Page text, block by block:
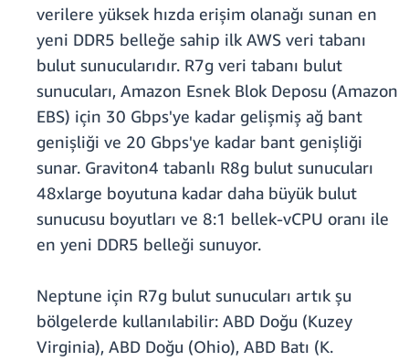
verilere yüksek hızda erişim olanağı sunan en
yeni DDR5 belleğe sahip ilk AWS veri tabanı
bulut sunucularıdır. R7g veri tabanı bulut
sunucuları, Amazon Esnek Blok Deposu (Amazon
EBS) için 30 Gbps'ye kadar gelişmiş ağ bant
genişliği ve 20 Gbps'ye kadar bant genişliği
sunar. Graviton4 tabanlı R8g bulut sunucuları
48xlarge boyutuna kadar daha büyük bulut
sunucusu boyutları ve 8:1 bellek-vCPU oranı ile
en yeni DDR5 belleği sunuyor.
Neptune için R7g bulut sunucuları artık şu
bölgelerde kullanılabilir: ABD Doğu (Kuzey
Virginia), ABD Doğu (Ohio), ABD Batı (K.